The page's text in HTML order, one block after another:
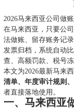
2026马来西亚公司做
在马来西亚，只要公
法做账、留存账务记
发票归档，系统自动
查、高额罚款、税号
本文为2026最新马来
清单、年度审计规则
者直接落地使用。
一、马来西亚